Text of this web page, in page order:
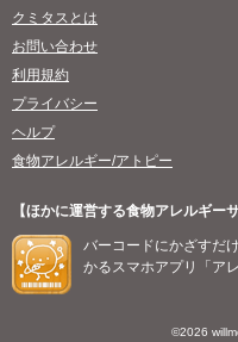
©2026
クミタスとは
お問い合わせ
利用規約
プライバシー
ヘルプ
食物アレルギー/アトピー
【ほかに運営する食物アレルギー
バーコードにかざすだ
かるスマホアプリ「ア